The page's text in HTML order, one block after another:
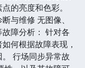
的亮度和色彩。
与维修 无图像、
障分析： 针对各
何根据故障表现，
行场同步异常故